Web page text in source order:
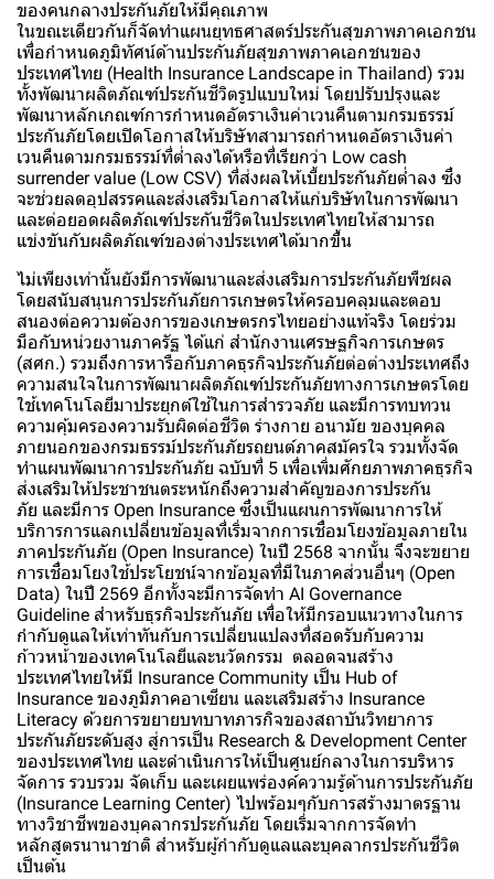
ของคนกลางประกันภัยให้มีคุณภาพ
ในขณะเดียวกันก็จัดทำแผนยุทธศาสตร์ประกันสุขภาพภาคเอกชน
เพื่อกำหนดภูมิทัศน์ด้านประกันภัยสุขภาพภาคเอกชนของ
ประเทศไทย (Health Insurance Landscape in Thailand) รวม
ทั้งพัฒนาผลิตภัณฑ์ประกันชีวิตรูปแบบใหม่ โดยปรับปรุงและ
พัฒนาหลักเกณฑ์การกำหนดอัตราเงินค่าเวนคืนตามกรมธรรม์
ประกันภัยโดยเปิดโอกาสให้บริษัทสามารถกำหนดอัตราเงินค่า
เวนคืนดามกรมธรรม์ที่ต่ำลงได้หรือที่เรียกว่า Low cash
surrender value (Low CSV) ที่ส่งผลให้เบี้ยประกันภัยต่ำลง ซึ่ง
จะช่วยลดอุปสรรคและส่งเสริมโอกาสให้แก่บริษัทในการพัฒนา
และต่อยอดผลิตภัณฑ์ประกันชีวิตในประเทศไทยให้สามารถ
แข่งขันกับผลิตภัณฑ์ของต่างประเทศได้มากขึ้น
ไม่เพียงเท่านั้นยังมีการพัฒนาและส่งเสริมการประกันภัยพืชผล
โดยสนับสนุนการประกันภัยการเกษตรให้ครอบคลุมและตอบ
สนองต่อความต้องการของเกษตรกรไทยอย่างแท้จริง โดยร่วม
มือกับหน่วยงานภาครัฐ ได้แก่ สำนักงานเศรษฐกิจการเกษตร
(สศก.) รวมถึงการหารือกับภาคธุรกิจประกันภัยต่อต่างประเทศถึง
ความสนใจในการพัฒนาผลิตภัณฑ์ประกันภัยทางการเกษตรโดย
ใช้เทคโนโลยีมาประยุกต์ใช้ในการสำรวจภัย และมีการทบทวน
ความคุ้มครองความรับผิดต่อชีวิต ร่างกาย อนามัย ของบุคคล
ภายนอกของกรมธรรม์ประกันภัยรถยนต์ภาคสมัครใจ รวมทั้งจัด
ทำแผนพัฒนาการประกันภัย ฉบับที่ 5 เพื่อเพิ่มศักยภาพภาคธุรกิจ
ส่งเสริมให้ประชาชนตระหนักถึงความสำคัญของการประกัน
ภัย และมีการ Open Insurance ซึ่งเป็นแผนการพัฒนาการให้
บริการการแลกเปลี่ยนข้อมูลที่เริ่มจากการเชื่อมโยงข้อมูลภายใน
ภาคประกันภัย (Open Insurance) ในปี 2568 จากนั้น จึงจะขยาย
การเชื่อมโยงใช้ประโยชน์จากข้อมูลที่มีในภาคส่วนอื่นๆ (Open
Data) ในปี 2569 อีกทั้งจะมีการจัดทำ AI Governance
Guideline สำหรับธุรกิจประกันภัย เพื่อให้มีกรอบแนวทางในการ
กำกับดูแลให้เท่าทันกับการเปลี่ยนแปลงที่สอดรับกับความ
ก้าวหน้าของเทคโนโลยีและนวัตกรรม ตลอดจนสร้าง
ประเทศไทยให้มี Insurance Community เป็น Hub of
Insurance ของภูมิภาคอาเซียน และเสริมสร้าง Insurance
Literacy ด้วยการขยายบทบาทภารกิจของสถาบันวิทยาการ
ประกันภัยระดับสูง สู่การเป็น Research & Development Center
ของประเทศไทย และดำเนินการให้เป็นศูนย์กลางในการบริหาร
จัดการ รวบรวม จัดเก็บ และเผยแพร่องค์ความรู้ด้านการประกันภัย
(Insurance Learning Center) ไปพร้อมๆกับการสร้างมาตรฐาน
ทางวิชาชีพของบุคลากรประกันภัย โดยเริ่มจากการจัดทำ
หลักสูตรนานาชาติ สำหรับผู้กำกับดูแลและบุคลากรประกันชีวิต
เป็นต้น